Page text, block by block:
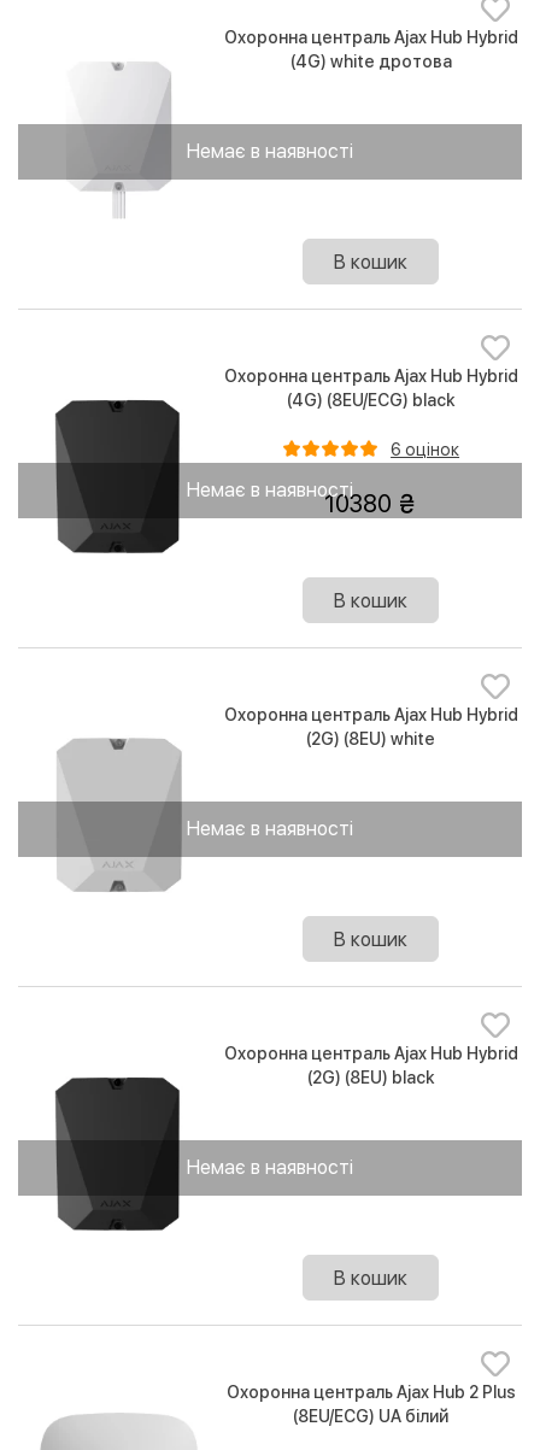
Немає в наявності
Охоронна централь Ajax Hub Hybrid
(4G) white дротова
В кошик
Немає в наявності
Охоронна централь Ajax Hub Hybrid
(4G) (8EU/ECG) black
6 оцінок
10380
В кошик
Немає в наявності
Охоронна централь Ajax Hub Hybrid
(2G) (8EU) white
В кошик
Немає в наявності
Охоронна централь Ajax Hub Hybrid
(2G) (8EU) black
В кошик
Охоронна централь Ajax Hub 2 Plus
(8EU/ECG) UA білий